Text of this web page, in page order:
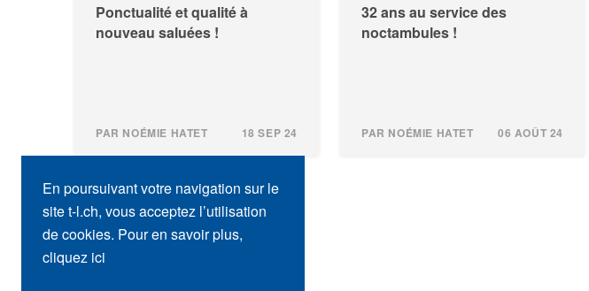
Ponctualité et qualité à
nouveau saluées !
PAR NOÉMIE HATET 18 SEP 24
32 ans au service des
noctambules !
PAR NOÉMIE HATET 06 AOÛT 24
En poursuivant votre navigation sur le
site t-l.ch, vous acceptez l’utilisation
de cookies. Pour en savoir plus,
cliquez ici